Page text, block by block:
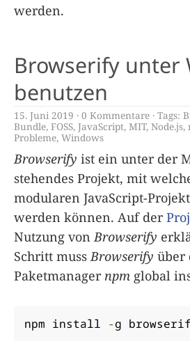
werden.
Browserify unter
benutzen
15. Juni 2019 0 Kommentare Tags:
Bundle, FOSS, JavaScript, MIT, Node.js,
Probleme, Windows
Browserify ist ein unter der
stehendes Projekt, mit
modularen JavaScript-
werden können. Auf der
Nutzung von Browserify
Schritt muss Browserify über
Paketmanagernpm global
npm install -g